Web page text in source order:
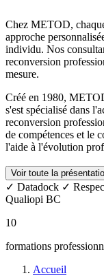
Chez METOD,
approche
individu. Nos
reconversion
mesure.
Créé en 1980,
s'est spécialisé dans
reconversion
de compétences et le
l'aide à l'évolution
En tant que
insuffler à METOD
réseau, composé de
tout le territoire
nos services
Nos produits se
professionnelle : des
jeunes, aux bilans
Voir toute la
✓ Datadock ✓
Qualiopi BC
10
formations
Accueil